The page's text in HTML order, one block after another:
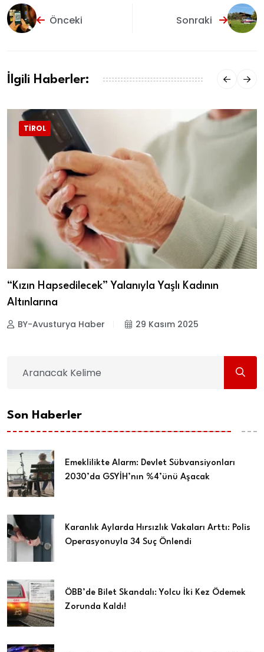
Önceki Sonraki
İlgili Haberler:
TIROL
“Kızın Hapsedilecek” Yalanıyla Yaşlı Kadının
Altınlarına
BY-Avusturya Haber 29 Kasım 2025
Son Haberler
Emeklilikte Alarm: Devlet Sübvansiyonları
2030’da GSYİH’nın %4’ünü Aşacak
Karanlık Aylarda Hırsızlık Vakaları Arttı: Polis
Operasyonuyla 34 Suç Önlendi
ÖBB’de Bilet Skandalı: Yolcu İki Kez Ödemek
Zorunda Kaldı!